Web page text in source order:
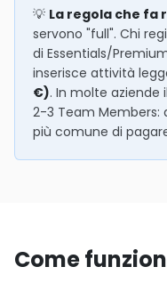
💡 La regola che fa
servono "full". Chi
di Essentials/
inserisce attività
€). In molte aziende
2-3 Team Members:
più comune di
Come